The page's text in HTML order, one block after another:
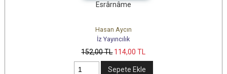
Esrârnâme
Hasan Aycın
İz Yayıncılık
152,00TL 114,00 TL
Sepete Ekle